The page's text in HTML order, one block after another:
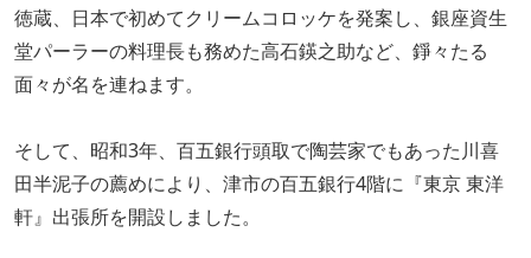
徳蔵、日本で初めてクリームコロッケを発案し、銀座資生
堂パーラーの料理長も務めた高石鍈之助など、錚々たる
面々が名を連ねます。
そして、昭和3年、百五銀行頭取で陶芸家でもあった川喜
田半泥子の薦めにより、津市の百五銀行4階に『東京 東洋
軒』出張所を開設しました。